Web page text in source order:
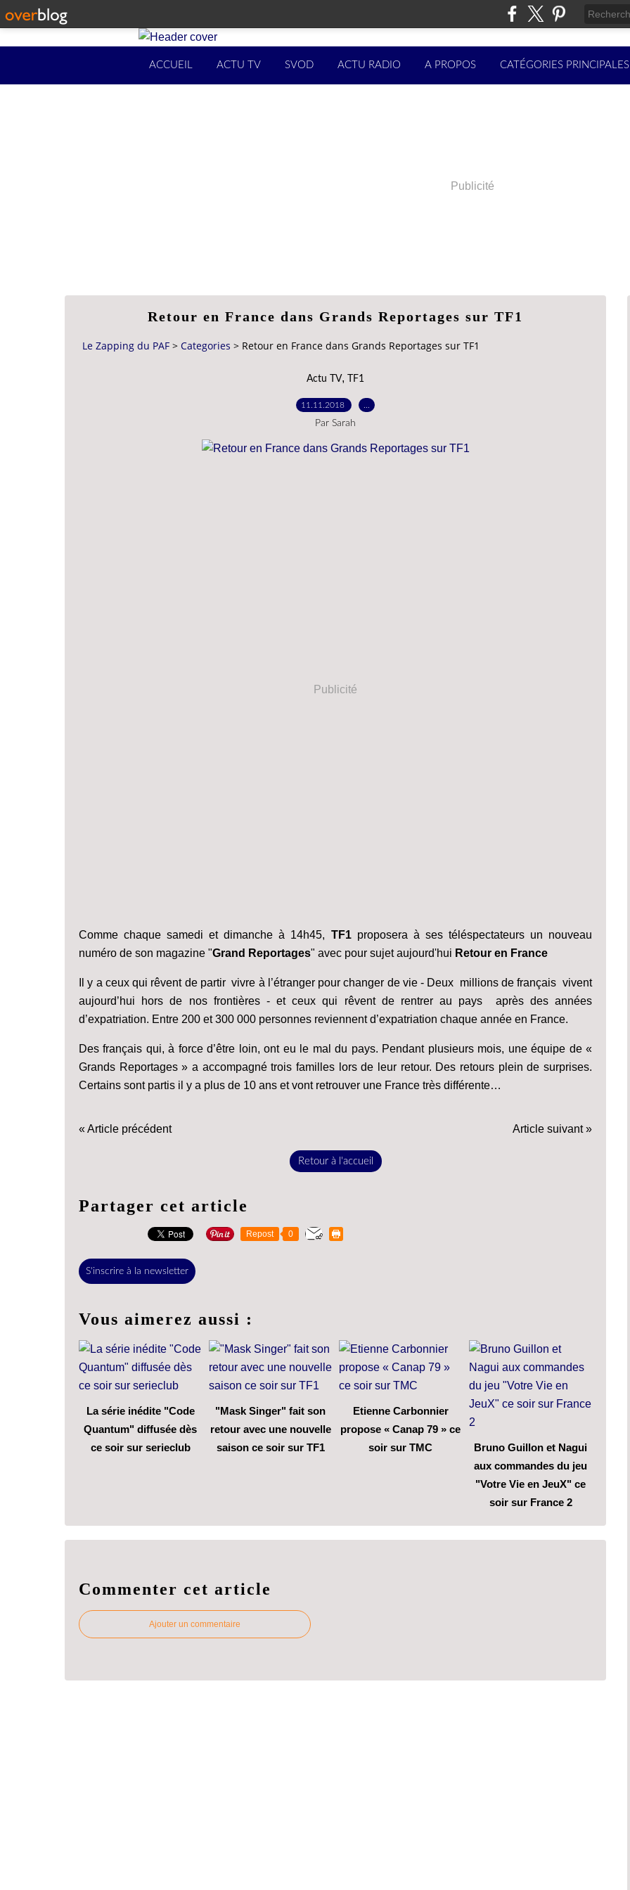
ACCUEIL ACTU TV SVOD ACTU RADIO A PROPOS CATÉGORIES PRINCIPALES
Publicité
Retour en France dans Grands Reportages sur TF1
Le Zapping du PAF > Categories > Retour en France dans Grands Reportages sur TF1
Actu TV, TF1
11.11.2018
Par Sarah
Publicité
Comme chaque samedi et dimanche à 14h45, TF1proposera à ses téléspectateurs un nouveau
numéro de son magazine "Grand Reportages" avec pour sujet aujourd'hui Retour en France
Il y a ceux qui rêvent de partir vivre à l’étranger pour changer de vie - Deux millions de français vivent
aujourd’hui hors de nos frontières - et ceux qui rêvent de rentrer au pays après des années
d’expatriation. Entre 200 et 300 000 personnes reviennent d’expatriation chaque année en France.
Des français qui, à force d’être loin, ont eu le mal du pays. Pendant plusieurs mois, une équipe de «
Grands Reportages » a accompagné trois familles lors de leur retour. Des retours plein de surprises.
Certains sont partis il y a plus de 10 ans et vont retrouver une France très différente…
« Article précédent Article suivant »
Retour à l'accueil
Partager cet article
Repost 0
S'inscrire à la newsletter
Vous aimerez aussi :
La série inédite "Code
Quantum" diffusée dès
ce soir sur serieclub
"Mask Singer" fait son
retour avec une nouvelle
saison ce soir sur TF1
Etienne Carbonnier
propose « Canap 79 » ce
soir sur TMC
Bruno Guillon et Nagui
aux commandes du jeu
"Votre Vie en JeuX" ce
soir sur France 2
Commenter cet article
Ajouter un commentaire